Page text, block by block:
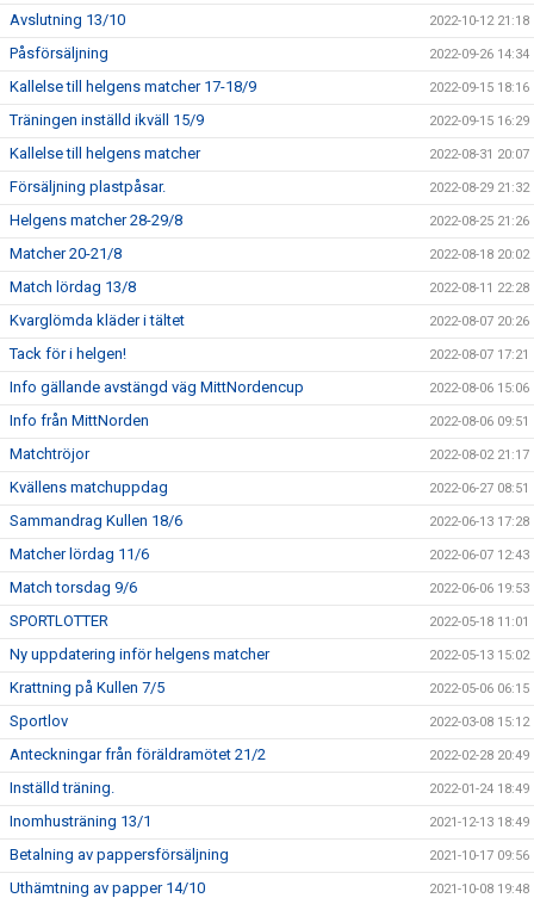
Avslutning 13/10 2022-10-12 21:18
Påsförsäljning 2022-09-26 14:34
Kallelse till helgens matcher 17-18/9 2022-09-15 18:16
Träningen inställd ikväll 15/9 2022-09-15 16:29
Kallelse till helgens matcher 2022-08-31 20:07
Försäljning plastpåsar. 2022-08-29 21:32
Helgens matcher 28-29/8 2022-08-25 21:26
Matcher 20-21/8 2022-08-18 20:02
Match lördag 13/8 2022-08-11 22:28
Kvarglömda kläder i tältet 2022-08-07 20:26
Tack för i helgen! 2022-08-07 17:21
Info gällande avstängd väg MittNordencup 2022-08-06 15:06
Info från MittNorden 2022-08-06 09:51
Matchtröjor 2022-08-02 21:17
Kvällens matchuppdag 2022-06-27 08:51
Sammandrag Kullen 18/6 2022-06-13 17:28
Matcher lördag 11/6 2022-06-07 12:43
Match torsdag 9/6 2022-06-06 19:53
SPORTLOTTER 2022-05-18 11:01
Ny uppdatering inför helgens matcher 2022-05-13 15:02
Krattning på Kullen 7/5 2022-05-06 06:15
Sportlov 2022-03-08 15:12
Anteckningar från föräldramötet 21/2 2022-02-28 20:49
Inställd träning. 2022-01-24 18:49
Inomhusträning 13/1 2021-12-13 18:49
Betalning av pappersförsäljning 2021-10-17 09:56
Uthämtning av papper 14/10 2021-10-08 19:48